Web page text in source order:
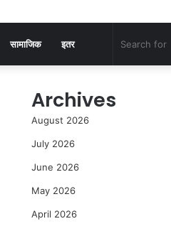
सामाजिक इतर
Archives
August 2026
July 2026
June 2026
May 2026
April 2026